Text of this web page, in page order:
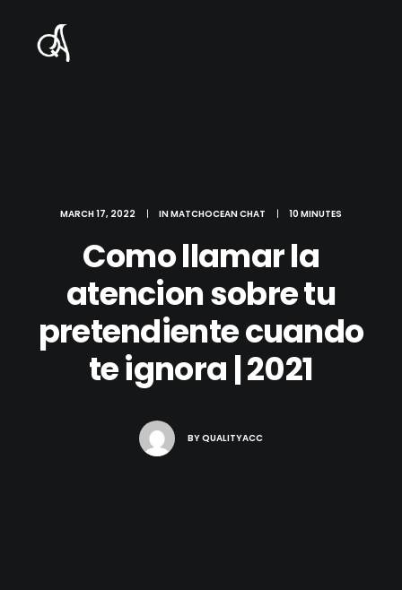
MARCH 17, 2022 | INMATCHOCEAN CHAT | 10 MINUTES
Como llamar la
atencion sobre tu
pretendiente cuando
te ignora | 2021
BYQUALITYACC